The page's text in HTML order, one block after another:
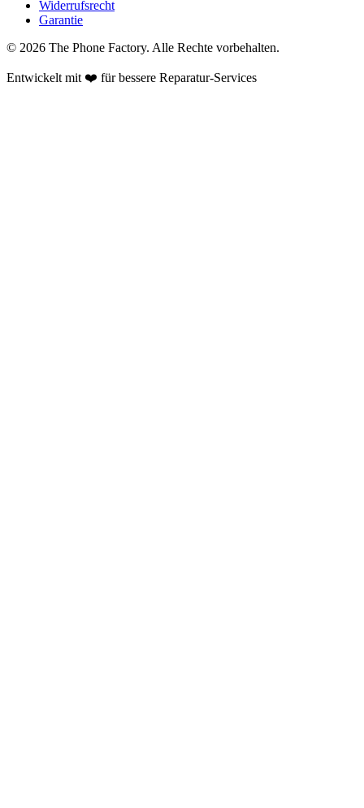
Widerrufsrecht
Garantie
© 2026 The Phone Factory. Alle Rechte vorbehalten.
Entwickelt mit ❤️ für bessere Reparatur-Services